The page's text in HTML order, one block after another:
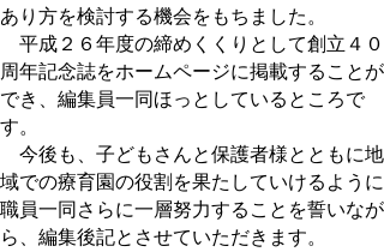
あり方を検討する機会をもちました。
平成２６年度の締めくくりとして創立４０
周年記念誌をホームページに掲載することが
でき、編集員一同ほっとしているところで
す。
今後も、子どもさんと保護者様とともに地
域での療育園の役割を果たしていけるように
職員一同さらに一層努力することを誓いなが
ら、編集後記とさせていただきます。